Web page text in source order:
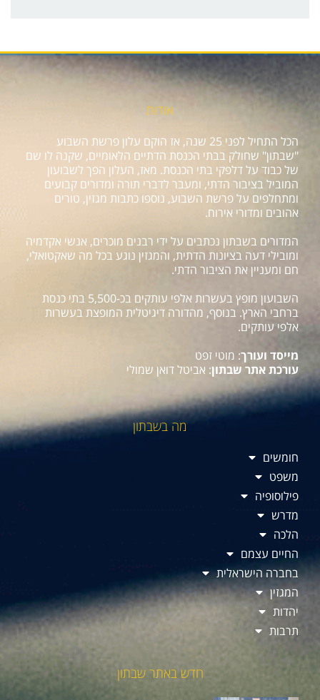
אודות
הכל התחיל לפני 25 שנה, אז הוקם עלון פרשת השבוע
"שבתון" שחולק בבתי הכנסת הדתיים הלאומיים, שקנה לו שם
של כבוד על דלפקי בתי הכנסת. מאז, העלון הפך לשבועון
המוביל בציבור הדתי, ומעבר לדברי תורה ומדורים קבועים
ומתחלפים על פרשת השבוע, נוספו כתבות מגזין, טורים
אהובים ומדורי אירוח.
המדורים בשבתון נכתבים על ידי רבנים מוכרים, אנשי אקדמיה
ומובילי דעה בציונות הדתית, והמגזין נוגע בכל מה שאקטואלי,
חם ומעניין את הציבור הדתי.
השבועון מופץ בעשרות אלפי עותקים בכ-5,500 בתי כנסת
ברחבי הארץ. בנוסף, מהדורה דיגיטלית המופצת בעשרות
אלפי עותקים.
מייסד ועורך: מוטי זפט
עורכת אתר שבתון: אביטל דואן שמולי
מה בשבתון
חומשים
משפט
פילוסופיה
מדרש
הלכה
החיים עצמם
בחברה הישראלית
המגזין
יהדות
תרבות
חדש באתר שבתון